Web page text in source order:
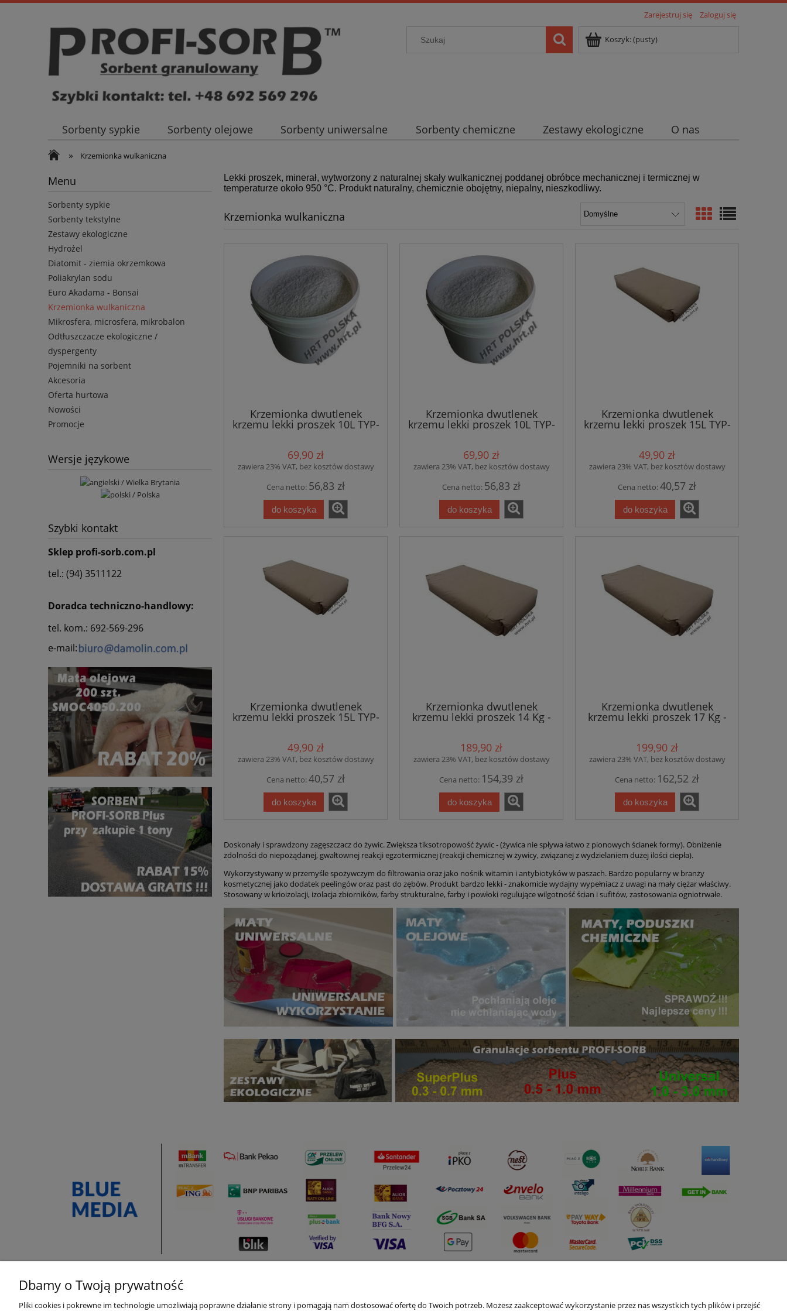
Zarejestruj się Zaloguj się
Koszyk:(pusty)
Sorbenty sypkie Sorbenty olejowe Sorbenty uniwersalne Sorbenty chemiczne Zestawy ekologiczne
O nas
Szybki kontakt - tel.: 692 569 296
» Krzemionka wulkaniczna
Menu
Sorbenty sypkie
Sorbenty tekstylne
Zestawy ekologiczne
Hydrożel
Diatomit - ziemia okrzemkowa
Poliakrylan sodu
Euro Akadama - Bonsai
Krzemionka wulkaniczna
Mikrosfera, microsfera, mikrobalon
Odtłuszczacze ekologiczne /
dyspergenty
Pojemniki na sorbent
Akcesoria
Oferta hurtowa
Nowości
Promocje
Wersje językowe
Szybki kontakt
Sklep profi-sorb.com.pl
tel.: (94) 3511122
Doradca techniczno-handlowy:
tel. kom.: 692-569-296
e-mail:
Lekki proszek, minerał, wytworzony z naturalnej skały wulkanicznej poddanej obróbce mechanicznej i termicznej w
temperaturze około 950 °C. Produkt naturalny, chemicznie obojętny, niepalny, nieszkodliwy.
Krzemionka wulkaniczna
Krzemionka dwutlenek
krzemu lekki proszek 10L TYP-
69,90 zł
zawiera 23% VAT, bez kosztów dostawy
Cena netto: 56,83 zł
do koszyka
Krzemionka dwutlenek
krzemu lekki proszek 10L TYP-
180
69,90 zł
zawiera 23% VAT, bez kosztów dostawy
Cena netto: 56,83 zł
do koszyka
Krzemionka dwutlenek
krzemu lekki proszek 15L TYP-
180
49,90 zł
zawiera 23% VAT, bez kosztów dostawy
Cena netto:40,57 zł
do koszyka
Krzemionka dwutlenek
krzemu lekki proszek 15L TYP-
49,90 zł
zawiera 23% VAT, bez kosztów dostawy
Cena netto:40,57 zł
do koszyka
Krzemionka dwutlenek
krzemu lekki proszek 14 Kg -
TYP-30
189,90 zł
zawiera 23% VAT, bez kosztów dostawy
Cena netto: 154,39 zł
do koszyka
Krzemionka dwutlenek
krzemu lekki proszek 17 Kg -
TYP-180
199,90 zł
zawiera 23% VAT, bez kosztów dostawy
Cena netto: 162,52 zł
do koszyka
Doskonały i sprawdzony zagęszczacz do żywic. Zwiększa tiksotropowość żywic - (żywica nie spływa łatwo z pionowych ścianek formy). Obniżenie
zdolności do niepożądanej, gwałtownej reakcji egzotermicznej (reakcji chemicznej w żywicy, związanej z wydzielaniem dużej ilości ciepła).
Wykorzystywany w przemyśle spożywczym do filtrowania oraz jako nośnik witamin i antybiotyków w paszach. Bardzo popularny w branży
kosmetycznej jako dodatek peelingów oraz past do zębów. Produkt bardzo lekki - znakomicie wydajny wypełniacz z uwagi na mały ciężar właściwy.
Stosowany w krioizolacji, izolacja zbiorników, farby strukturalne, farby i powłoki regulujące wilgotność ścian i sufitów, zastosowania ogniotrwałe.
Dbamy o Twoją prywatność
Pliki cookies i pokrewne im technologie umożliwiają poprawne działanie strony i pomagają nam dostosować ofertę do Twoich potrzeb. Możesz zaakceptować wykorzystanie przez nas wszystkich tych plików i przejść